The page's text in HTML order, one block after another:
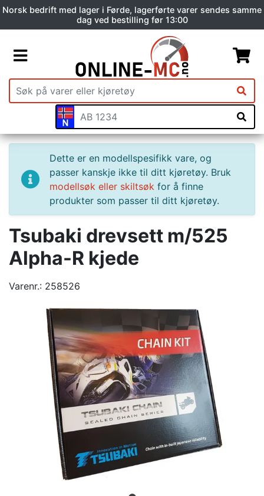
Norsk bedrift med lager i Førde, lagerførte varer sendes samme
dag ved bestilling før 13:00
Dette er en modellspesifikk vare, og
passer kanskje ikke til ditt kjøretøy. Bruk
modellsøk eller skiltsøk for å finne
produkter som passer til ditt kjøretøy.
Tsubaki drevsett m/525
Alpha-R kjede
Varenr.: 258526